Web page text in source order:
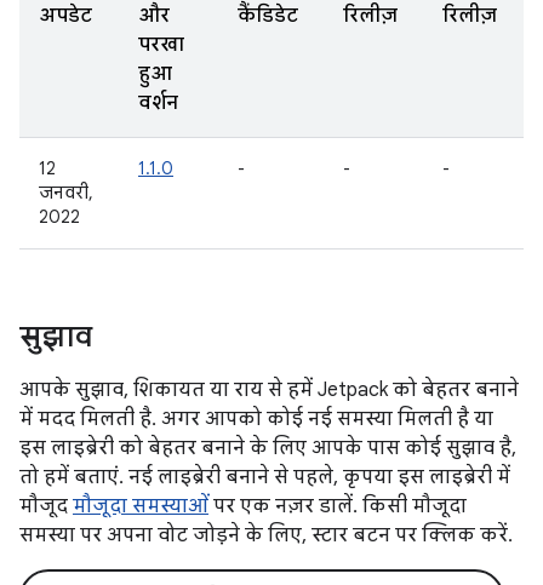
अपडेट
और
परखा
हुआ
वर्शन
कैंडिडेट
रिलीज़
रिलीज़
12
जनवरी,
2022
1.1.0 - - -
सुझाव
आपके सुझाव, शिकायत या राय से हमें Jetpack को बेहतर बनाने
में मदद मिलती है. अगर आपको कोई नई समस्या मिलती है या
इस लाइब्रेरी को बेहतर बनाने के लिए आपके पास कोई सुझाव है,
तो हमें बताएं. नई लाइब्रेरी बनाने से पहले, कृपया इस लाइब्रेरी में
मौजूद मौजूदा समस्याओं पर एक नज़र डालें. किसी मौजूदा
समस्या पर अपना वोट जोड़ने के लिए, स्टार बटन पर क्लिक करें.